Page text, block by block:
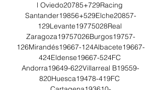
l Oviedo20785+729Racing
Santander19856+529Elche20857-
129Levante19775028Real
Zaragoza19757026Burgos19757-
126Mirandés19667-124Albacete19667-
424Eldense19667-524FC
Andorra19649-622Villarreal B19559-
820Huesca19478-419FC